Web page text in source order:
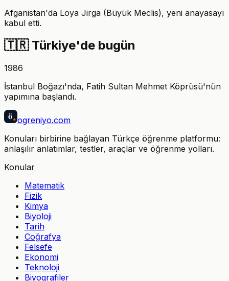
Afganistan'da Loya Jirga (Büyük Meclis), yeni anayasayı
kabul etti.
🇹🇷 Türkiye'de bugün
1986
İstanbul Boğazı'nda, Fatih Sultan Mehmet Köprüsü'nün
yapımına başlandı.
ö ogreniyo.com
Konuları birbirine bağlayan Türkçe öğrenme platformu:
anlaşılır anlatımlar, testler, araçlar ve öğrenme yolları.
Konular
Matematik
Fizik
Kimya
Biyoloji
Tarih
Coğrafya
Felsefe
Ekonomi
Teknoloji
Biyografiler